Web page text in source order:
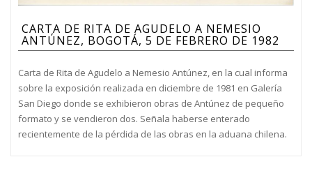
CARTA DE RITA DE AGUDELO A NEMESIO
ANTÚNEZ, BOGOTÁ, 5 DE FEBRERO DE 1982
Carta de Rita de Agudelo a Nemesio Antúnez, en la cual informa
sobre la exposición realizada en diciembre de 1981 en Galería
San Diego donde se exhibieron obras de Antúnez de pequeño
formato y se vendieron dos. Señala haberse enterado
recientemente de la pérdida de las obras en la aduana chilena.